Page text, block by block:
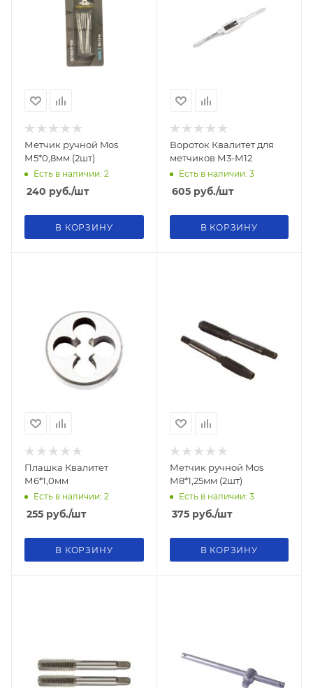
Метчик ручной Mos
М5*0,8мм (2шт)
Есть в наличии: 2
240 руб./шт
В КОРЗИНУ
Вороток Квалитет для
метчиков М3-М12
Есть в наличии: 3
605руб./шт
В КОРЗИНУ
Плашка Квалитет
М6*1,0мм
Есть в наличии: 2
255 руб./шт
В КОРЗИНУ
Метчик ручной Mos
М8*1,25мм (2шт)
Есть в наличии: 3
375руб./шт
В КОРЗИНУ